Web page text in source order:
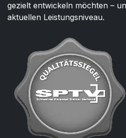
gezielt entwickeln möchten –
aktuellen Leistungsniveau.